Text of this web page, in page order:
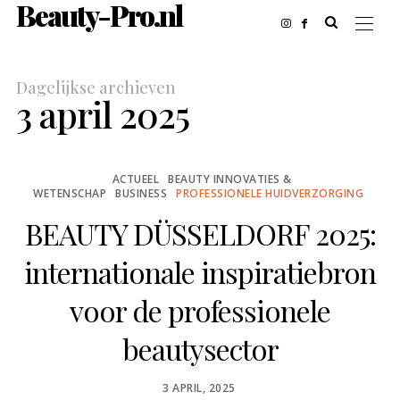
Beauty-Pro.nl
Dagelijkse archieven
3 april 2025
ACTUEEL BEAUTY INNOVATIES &
WETENSCHAP
BUSINESS PROFESSIONELE HUIDVERZORGING
BEAUTY DÜSSELDORF 2025:
internationale inspiratiebron
voor de professionele
beautysector
POSTED
3 APRIL, 2025